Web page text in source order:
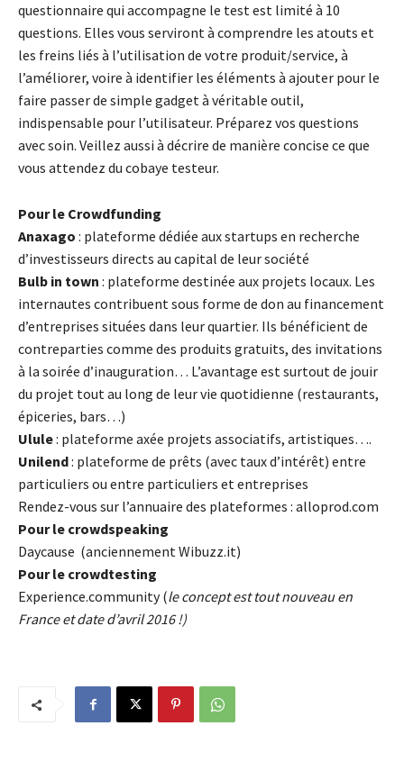
questionnaire qui accompagne le test est limité à 10
questions. Elles vous serviront à comprendre les atouts et
les freins liés à l’utilisation de votre produit/service, à
l’améliorer, voire à identifier les éléments à ajouter pour le
faire passer de simple gadget à véritable outil,
indispensable pour l’utilisateur. Préparez vos questions
avec soin. Veillez aussi à décrire de manière concise ce que
vous attendez du cobaye testeur.
Pour le Crowdfunding
Anaxago : plateforme dédiée aux startups en recherche
d’investisseurs directs au capital de leur société
Bulb in town : plateforme destinée aux projets locaux. Les
internautes contribuent sous forme de don au financement
d’entreprises situées dans leur quartier. Ils bénéficient de
contreparties comme des produits gratuits, des invitations
à la soirée d’inauguration… L’avantage est surtout de jouir
du projet tout au long de leur vie quotidienne (restaurants,
épiceries, bars…)
Ulule: plateforme axée projets associatifs, artistiques….
Unilend: plateforme de prêts (avec taux d’intérêt) entre
particuliers ou entre particuliers et entreprises
Rendez-vous sur l’annuaire des plateformes : alloprod.com
Pour le crowdspeaking
Daycause (anciennement Wibuzz.it)
Pour le crowdtesting
Experience.community (le concept est tout nouveau en
France et date d’avril 2016 !)